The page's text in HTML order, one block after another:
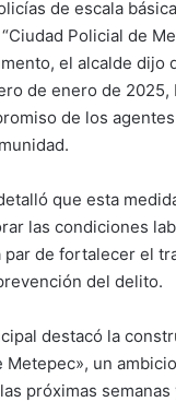
de escala
Policial de
el alcalde dijo
de enero de 2025,
de los
que esta
las condiciones
par de fortalecer el
del delito.
destacó la
Metepec», un
próximas